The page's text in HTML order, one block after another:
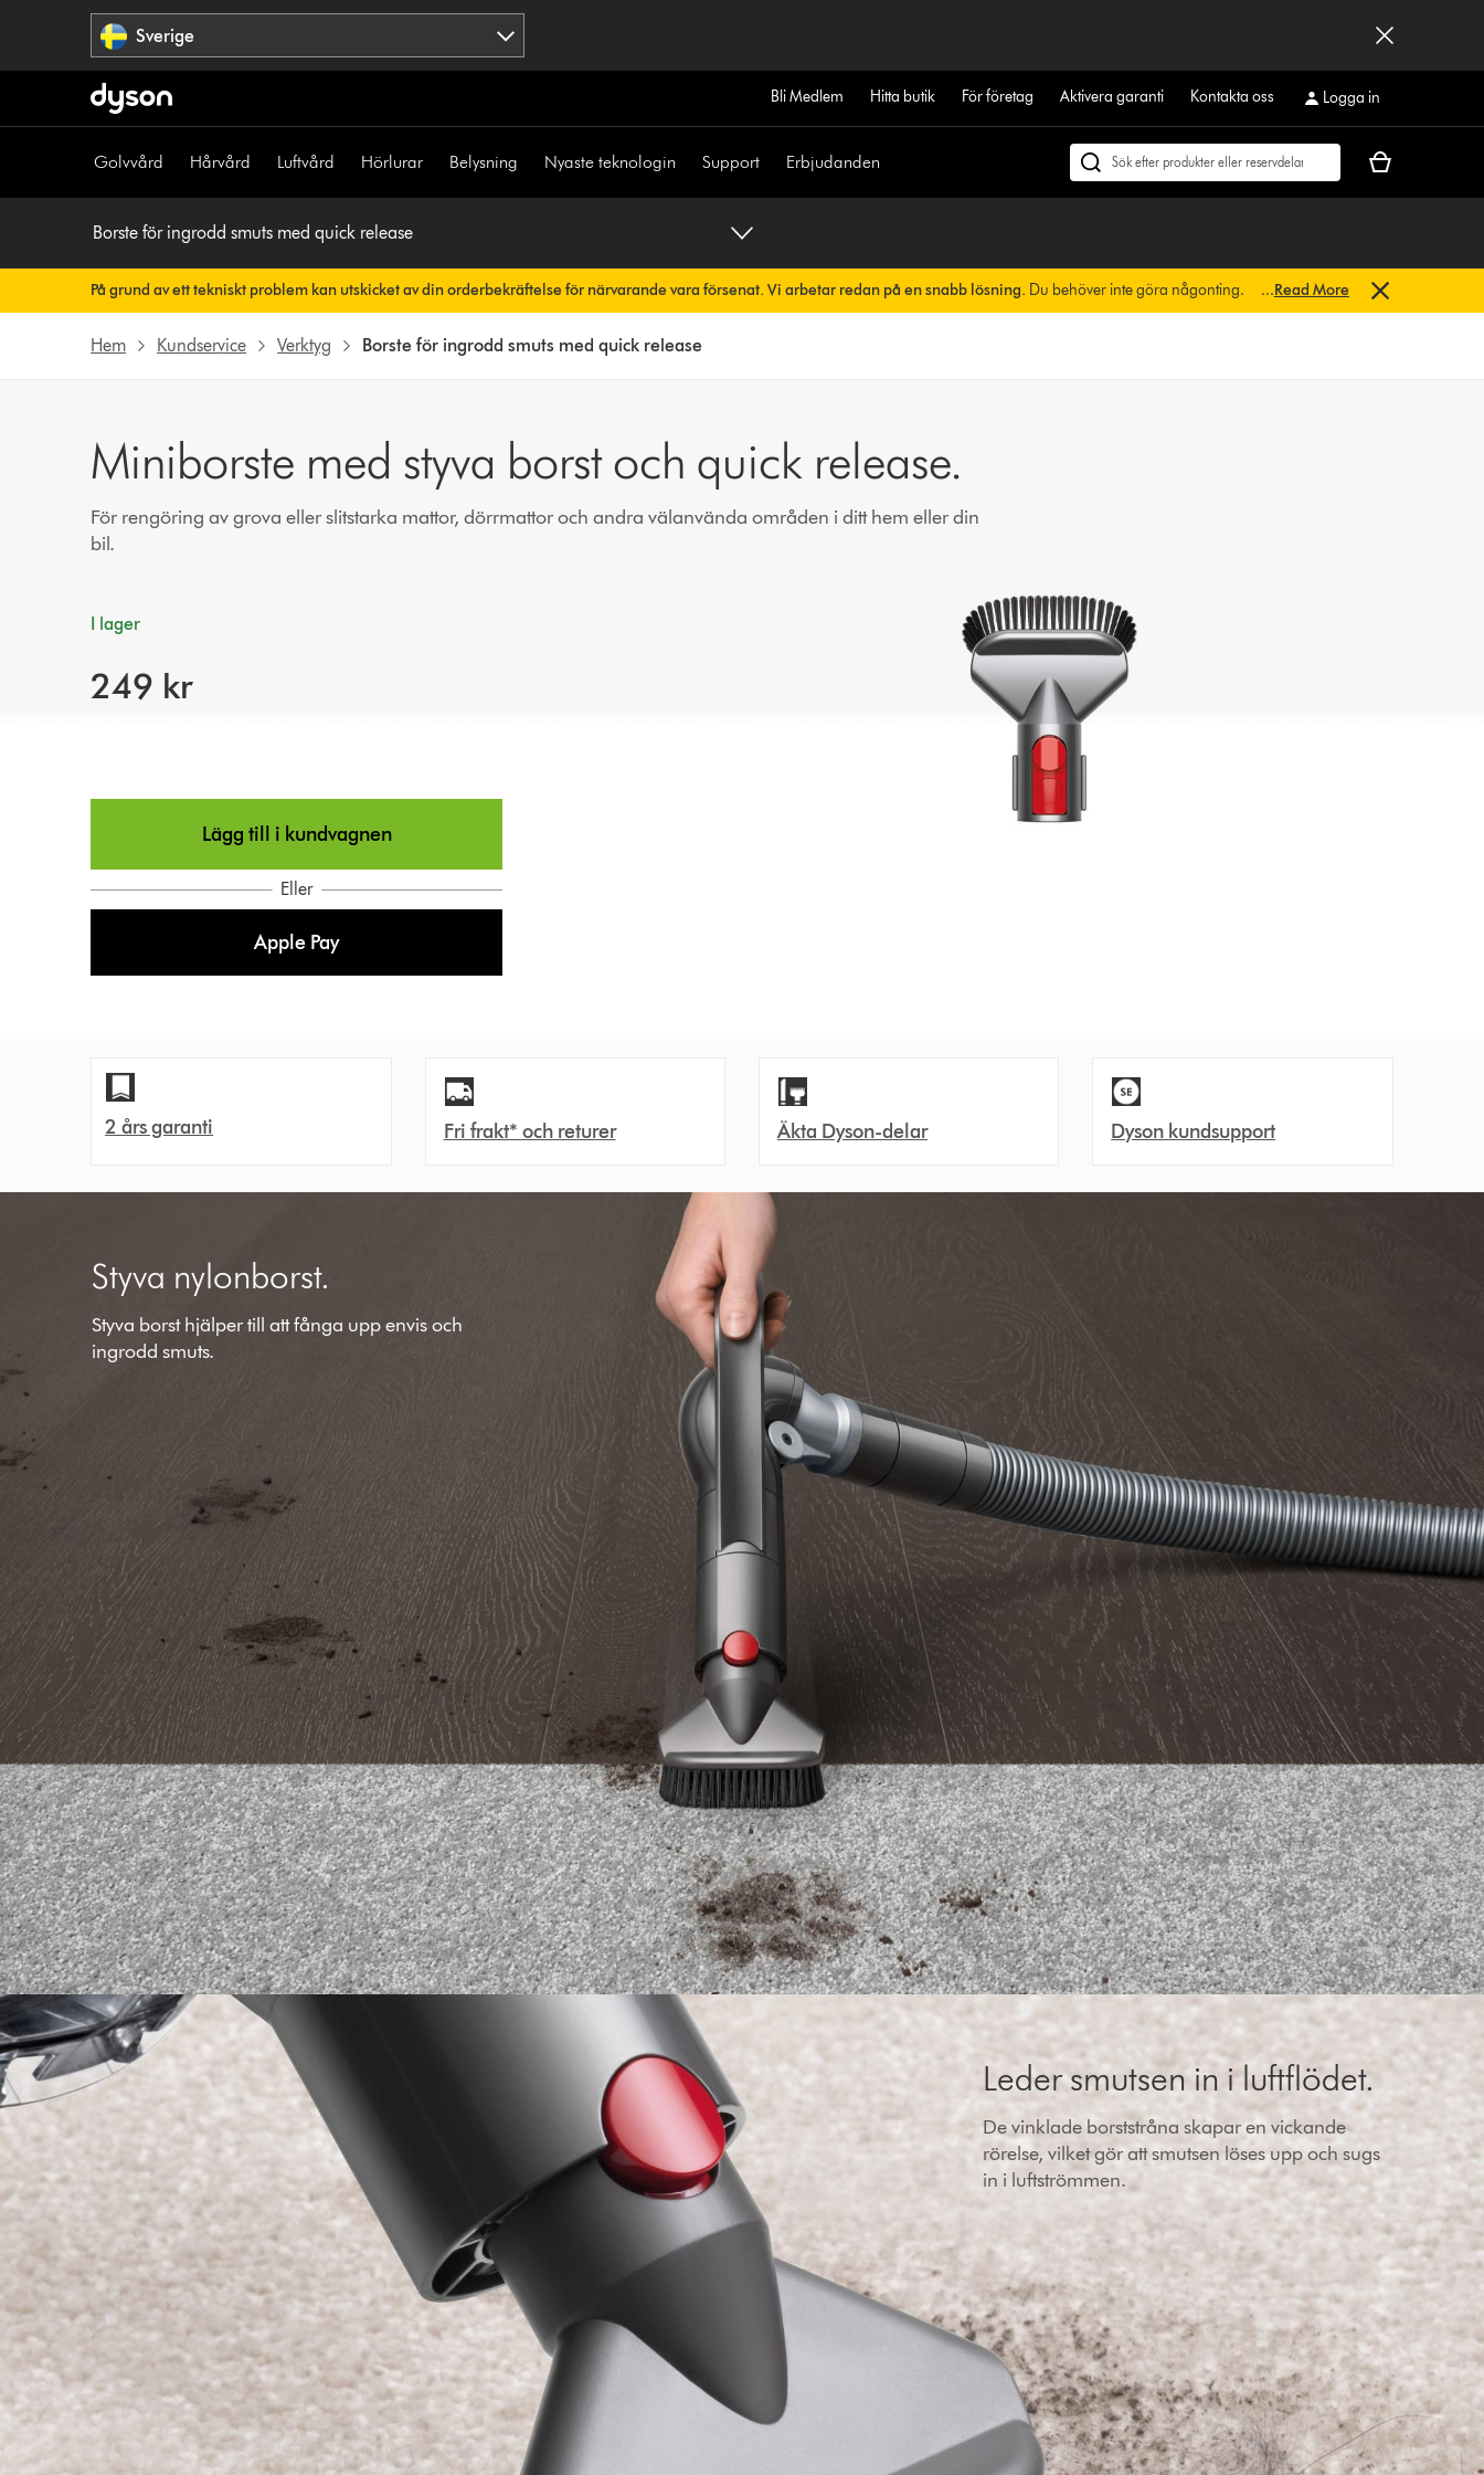
Sverige
Bli Medlem Hitta butik För företag Aktivera garanti Kontakta oss Logga in
Golvvård Hårvård Luftvård Hörlurar Belysning Nyaste teknologin Support Erbjudanden
Sök
Kundvagnen
Borste för ingrodd smuts med quick release
På grund av ett tekniskt problem kan utskicket av din orderbekräftelse för närvarande vara försenat. Vi arbetar redan på en snabb lösning. Du behöver inte göra någonting.
Din orderbekräftelse kommer snart att skickas till dig automatiskt.
...Read More
Hem Kundservice Verktyg Borste för ingrodd smuts med quick release
Miniborste med styva borst och quick release.
För rengöring av grova eller slitstarka mattor, dörrmattor och andra välanvända områden i ditt hem eller din
bil.
I lager
249 kr
Lägg till i kundvagnen
Eller
Apple Pay
2 års garanti Fri frakt* och returer Äkta Dyson-delar Dyson kundsupport
Styva nylonborst.
Styva borst hjälper till att fånga upp envis och
ingrodd smuts.
Leder smutsen in i luftflödet.
De vinklade borststråna skapar en vickande
rörelse, vilket gör att smutsen löses upp och sugs
in i luftströmmen.